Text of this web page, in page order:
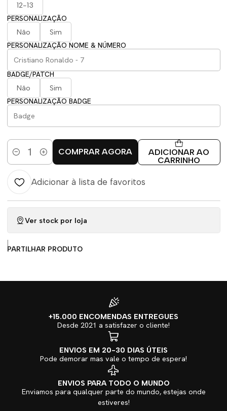
12-13
PERSONALIZAÇÃO
Não
Sim
PERSONALIZAÇÃO NOME & NÚMERO
BADGE/PATCH
Não
Sim
PERSONALIZAÇÃO BADGE
Quantidade
ADICIONAR AO
CARRINHO
COMPRAR AGORA
Adicionar à lista de favoritos
Ver stock por loja
|
PARTILHAR PRODUTO
+15.000 ENCOMENDAS ENTREGUES
Desde 2021 a satisfazer o cliente!
ENVIOS EM 20-30 DIAS ÚTEIS
Pode demorar mas vale o tempo de espera!
ENVIOS PARA TODO O MUNDO
Enviamos para qualquer parte do mundo, estejas onde
estiveres!